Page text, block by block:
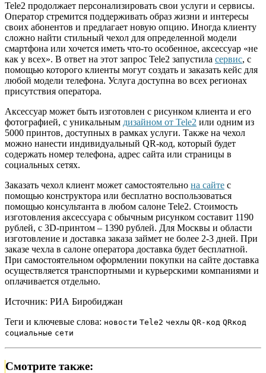
Tele2 продолжает персонализировать свои услуги и сервисы.
Оператор стремится поддерживать образ жизни и интересы
своих абонентов и предлагает новую опцию. Иногда клиенту
сложно найти стильный чехол для определенной модели
смартфона или хочется иметь что-то особенное, аксессуар «не
как у всех». В ответ на этот запрос Tele2 запустила сервис, с
помощью которого клиенты могут создать и заказать кейс для
любой модели телефона. Услуга доступна во всех регионах
присутствия оператора.
Аксессуар может быть изготовлен с рисунком клиента и его
фотографией, с уникальным дизайном от Tele2 или одним из
5000 принтов, доступных в рамках услуги. Также на чехол
можно нанести индивидуальный QR-код, который будет
содержать номер телефона, адрес сайта или страницы в
социальных сетях.
Заказать чехол клиент может самостоятельно на сайте с
помощью конструктора или бесплатно воспользоваться
помощью консультанта в любом салоне Tele2. Стоимость
изготовления аксессуара с обычным рисунком составит 1190
рублей, с 3D-принтом – 1390 рублей. Для Москвы и области
изготовление и доставка заказа займет не более 2-3 дней. При
заказе чехла в салоне оператора доставка будет бесплатной.
При самостоятельном оформлении покупки на сайте доставка
осуществляется транспортными и курьерскими компаниями и
оплачивается отдельно.
Источник: РИА Биробиджан
Теги и ключевые слова: новости Tele2 чехлы QR-код QRкод
социальные сети
Смотрите также: